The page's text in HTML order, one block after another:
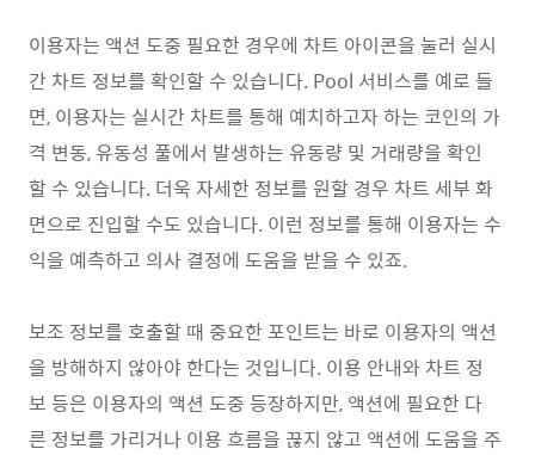
이용자는 액션 도중 필요한 경우에 차트 아이콘을 눌러 실시
간 차트 정보를 확인할 수 있습니다. Pool 서비스를 예로 들
면, 이용자는 실시간 차트를 통해 예치하고자 하는 코인의 가
격 변동, 유동성 풀에서 발생하는 유동량 및 거래량을 확인
할 수 있습니다. 더욱 자세한 정보를 원할 경우 차트 세부 화
면으로 진입할 수도 있습니다. 이런 정보를 통해 이용자는 수
익을 예측하고 의사 결정에 도움을 받을 수 있죠.
보조 정보를 호출할 때 중요한 포인트는 바로 이용자의 액션
을 방해하지 않아야 한다는 것입니다. 이용 안내와 차트 정
보 등은 이용자의 액션 도중 등장하지만, 액션에 필요한 다
른 정보를 가리거나 이용 흐름을 끊지 않고 액션에 도움을 주